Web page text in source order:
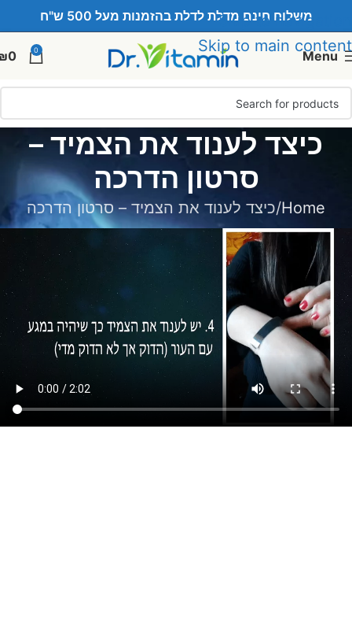
Skip to navigation
Skip to main content
משלוח חינם מדלת לדלת בהזמנות מעל 500 ש"ח
Menu
0
0
כיצד לענוד את הצמיד –
סרטון הדרכה
Home כיצד לענוד את הצמיד – סרטון הדרכה